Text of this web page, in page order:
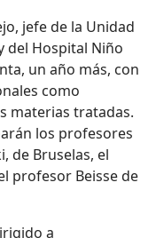
jefe de la Unidad
del Hospital Niño
un año más, con
como
materias tratadas.
los profesores
de Bruselas, el
profesor Beisse de
a